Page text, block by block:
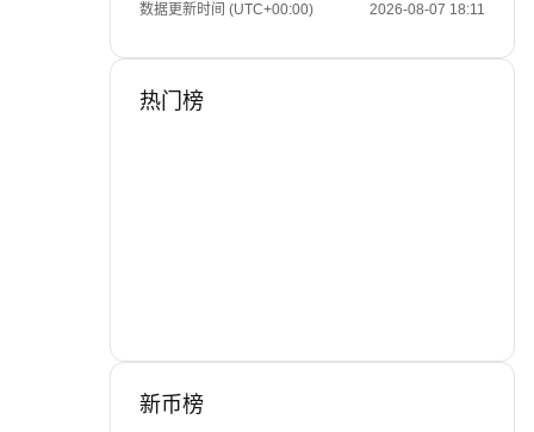
数据更新时间 (UTC+00:00)
2026-08-07 18:11
热门榜
新币榜